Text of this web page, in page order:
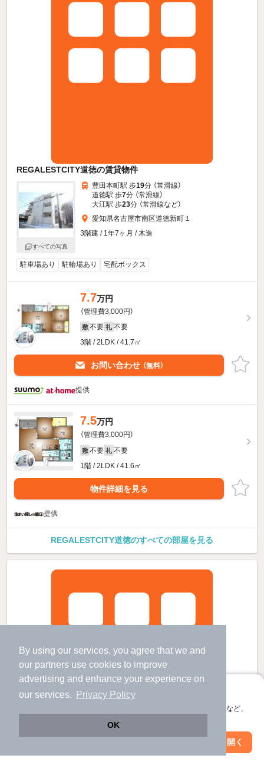
By using our services, you agree that we and
our partners use cookies to improve
advertising and enhance your experience on
our services.
Privacy Policy
OK
アプリに切り替えて、サクサクお部屋探し
会員登録なしですぐ使える。マップ検索やお気に入り保存など、
アプリを開く
REGALESTCITY道徳の賃貸物件
すべての写真
豊田本町駅 歩19分 （常滑線）
道徳駅 歩7分 （常滑線）
大江駅 歩23分 （常滑線など）
愛知県名古屋市南区道徳新町１
3階建 / 1年7ヶ月 / 木造
駐車場あり 駐輪場あり 宅配ボックス
7.7万円
（管理費3,000円）
敷 不要 礼 不要
3階 / 2LDK / 41.7㎡
お問い合わせ （無料）
提供
7.5万円
（管理費3,000円）
敷 不要 礼 不要
1階 / 2LDK / 41.6㎡
物件詳細を見る
提供
REGALESTCITY道徳のすべての部屋を見る
絞り込み条件を変更